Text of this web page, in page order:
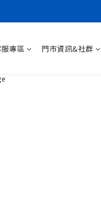
專區 門市資訊&社群